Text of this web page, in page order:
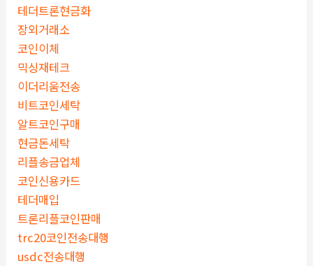
테더트론현금화
장외거래소
코인이체
믹싱재테크
이더리움전송
비트코인세탁
알트코인구매
현금돈세탁
리플송금업체
코인신용카드
테더매입
트론리플코인판매
trc20코인전송대행
usdc전송대행